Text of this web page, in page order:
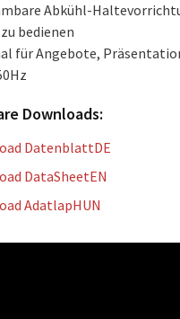
Abkühl-
bedienen
für Angebote,
Downloads:
DatenblattDE
DataSheetEN
AdatlapHUN